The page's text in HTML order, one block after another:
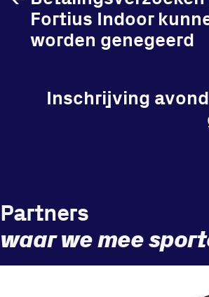
Updates
Atleten
Fortius Indoor
worden genegeerd
Inschrijving
Partners
waar we mee